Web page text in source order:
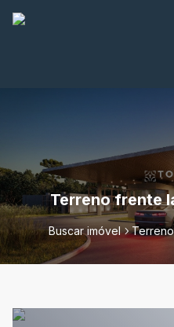
Terreno frente
Buscar imóvel